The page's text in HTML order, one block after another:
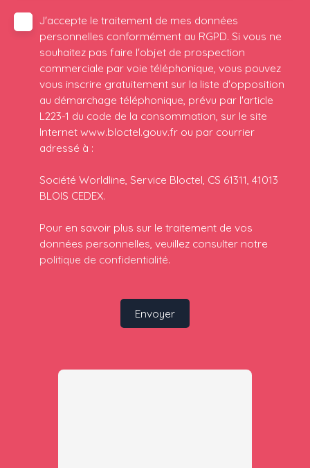
J'accepte le traitement de mes données
personnelles conformément au RGPD. Si vous ne
souhaitez pas faire l'objet de prospection
commerciale par voie téléphonique, vous pouvez
vous inscrire gratuitement sur la liste d'opposition
au démarchage téléphonique, prévu par l'article
L223-1 du code de la consommation, sur le site
Internet www.bloctel.gouv.fr ou par courrier
adressé à :
Société Worldline, Service Bloctel, CS 61311, 41013
BLOIS CEDEX.
Pour en savoir plus sur le traitement de vos
données personnelles, veuillez consulter notre
politique de confidentialité.
Envoyer